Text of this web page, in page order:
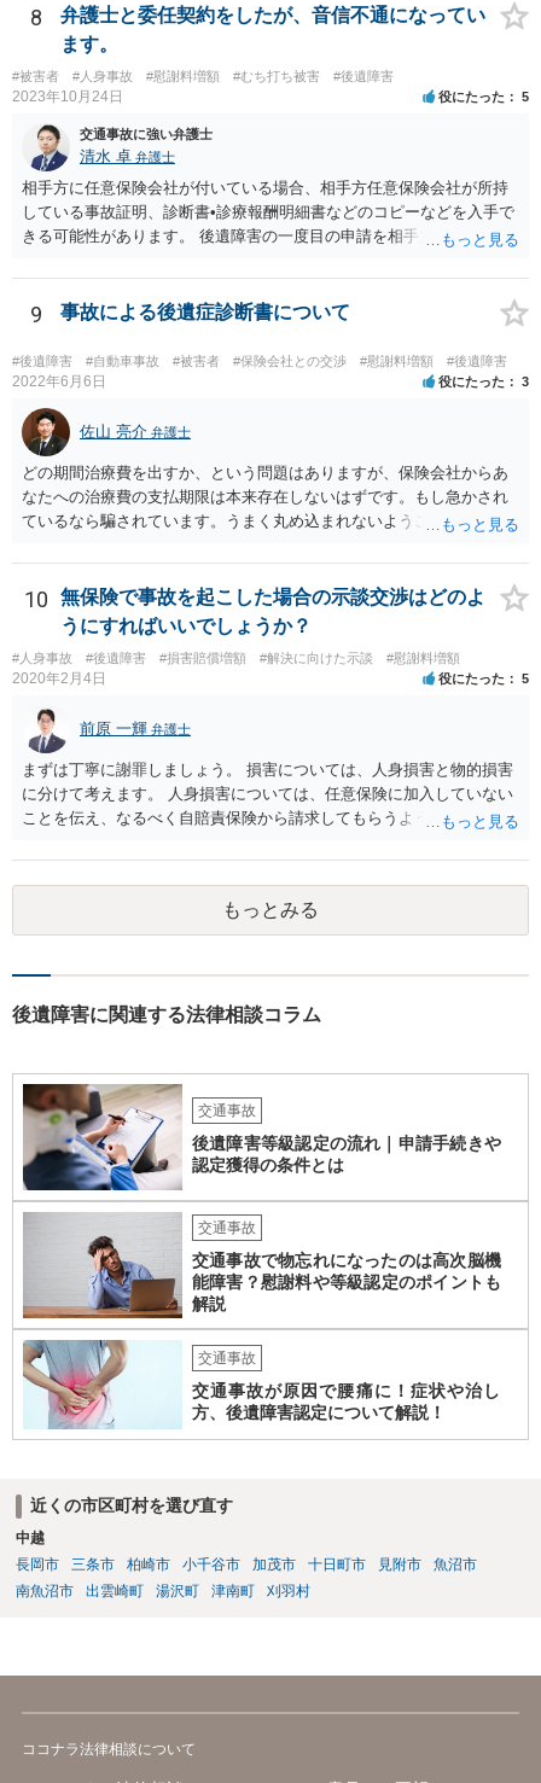
8
弁護士と委任契約をしたが、音信不通になってい
ます。
#被害者 #人身事故 #慰謝料増額 #むち打ち被害 #後遺障害
2023年10月24日 役にたった 5
交通事故に強い弁護士
清水 卓 弁護士
相手方に任意保険会社が付いている場合、相手方任意保険会社が所持
している事故証明、診断書•診療報酬明細書などのコピーなどを入手で
きる可能性があります。 後遺障害の一度目の申請を相手方任意保険会
果と認定理由書も相手方任意保険会社から入手できる可能性がありま
す。 これらが難しくても、通院していた病院のカルテを取り付けるこ
と等で代替が可能な場合もあります。 事故からどの程度期間が経過し
ているがが定かではありませんが、昨年４月から既に１年半年程度経
過しており、時効なども意識しながら対応をしておきたいところで
す。 待っていても事態が打開しない可能性もあるため、依頼の対応が
可能な弁護士に個別に問い合わせ、上記の方法等を参考に進め方を相
談してみるのが望ましいかもしれません。
9 事故による後遺症診断書について
#後遺障害 #自動車事故 #被害者 #保険会社との交渉 #慰謝料増額 #後遺障害
2022年6月6日 役にたった 3
佐山 亮介 弁護士
どの期間治療費を出すか、という問題はありますが、保険会社からあ
なたへの治療費の支払期限は本来存在しないはずです。もし急かされ
ているなら騙されています。うまく丸め込まれないようご注意下さ
せんが、受診したならば提出すべきです。
10
無保険で事故を起こした場合の示談交渉はどのよ
うにすればいいでしょうか？
#人身事故 #後遺障害 #損害賠償増額 #解決に向けた示談 #慰謝料増額
2020年2月4日 役にたった 5
前原 一輝 弁護士
まずは丁寧に謝罪しましょう。 損害については、人身損害と物的損害
に分けて考えます。 人身損害については、任意保険に加入していない
ことを伝え、なるべく自賠責保険から請求してもらうようお願いして
願いしてください。 物的損害については、請求の根拠を精査する必要
があり、写真や見積書を送ってもらい、請求金額が正当化をちゃんと
チェックする必要があります。 相談者様の資力がどれだけあるのかは
分かりませんが、資力に応じた対応をして行くほかありません。 訴訟
ャラクターの問題もあるので、どうすればよいのかという正解はあり
合によっては交渉を任せた方がいいかもしれません。
もっとみる
後遺障害に関連する法律相談コラム
交通事故
後遺障害等級認定の流れ｜申請手続きや
認定獲得の条件とは
交通事故
交通事故で物忘れになったのは高次脳機
能障害？慰謝料や等級認定のポイントも
解説
交通事故
交通事故が原因で腰痛に！症状や治し
方、後遺障害認定について解説！
近くの市区町村を選び直す
中越
長岡市
三条市 柏崎市 小千谷市 加茂市 十日町市 見附市
魚沼市
南魚沼市
出雲崎町 湯沢町 津南町 刈羽村
ココナラ法律相談について